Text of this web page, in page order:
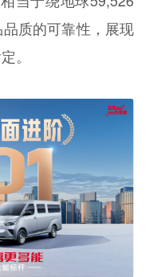
质的可靠性，展现
。